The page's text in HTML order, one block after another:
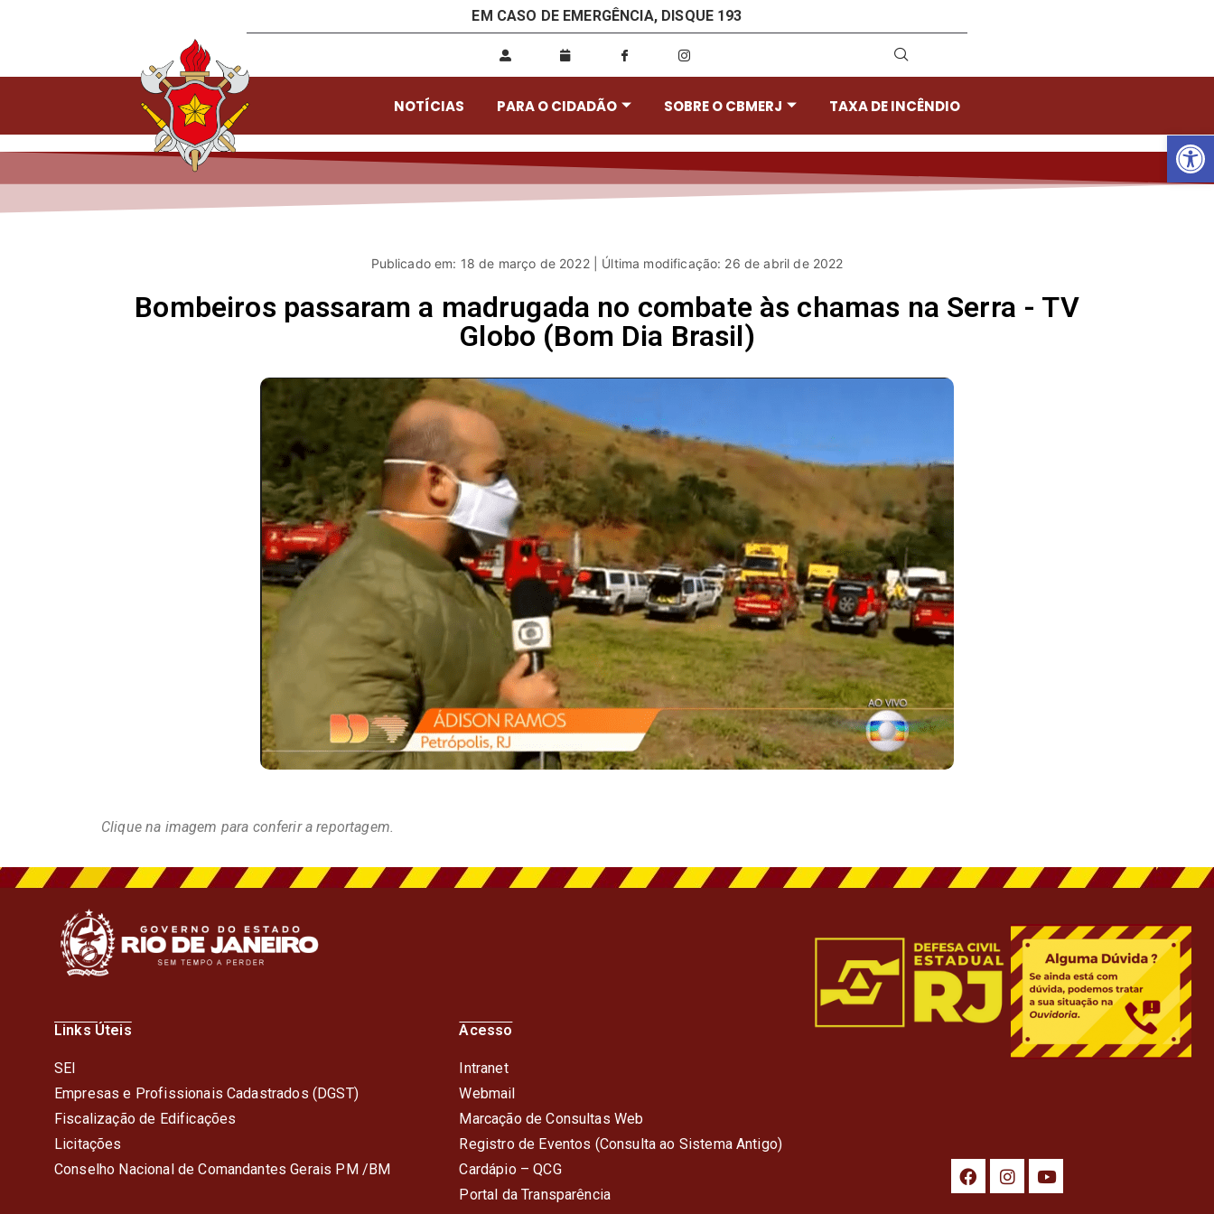
EM CASO DE EMERGÊNCIA, DISQUE 193
NOTÍCIAS PARA O CIDADÃO SOBRE O CBMERJ TAXA DE INCÊNDIO
Publicado em: 18 de março de 2022 | Última modificação: 26 de abril de 2022
Bombeiros passaram a madrugada no combate às chamas na Serra - TV
Globo (Bom Dia Brasil)
Clique na imagem para conferir a reportagem.
Links Úteis
SEI
Empresas e Profissionais Cadastrados (DGST)
Fiscalização de Edificações
Licitações
Conselho Nacional de Comandantes Gerais PM /BM
Acesso
Intranet
Webmail
Marcação de Consultas Web
Registro de Eventos (Consulta ao Sistema Antigo)
Cardápio – QCG
Portal da Transparência